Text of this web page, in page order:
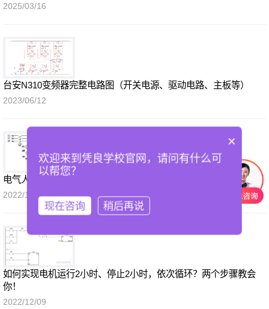
2025/03/16
台安N310变频器完整电路图（开关电源、驱动电路、主板等）
2023/06/12
电气人建议收藏！PLC控制柜设计原理电装布局、接线图和原理图
2022/12/09
如何实现电机运行2小时、停止2小时，依次循环？两个步骤教会
你！
2022/12/09
×
欢迎来到凭良学校官网，请问有什么可
以帮您？
现在咨询 稍后再说